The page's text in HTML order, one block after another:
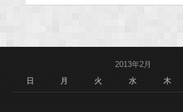
2013年2月
日
月 火 水 木